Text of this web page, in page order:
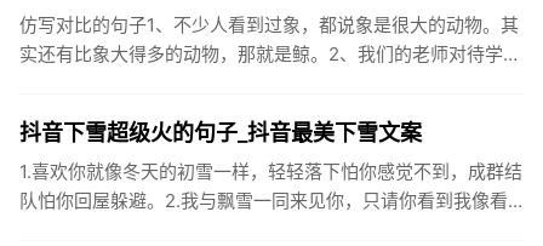
仿写对比的句子1、不少人看到过象，都说象是很大的动物。其
实还有比象大得多的动物，那就是鲸。2、我们的老师对待学生
抖音下雪超级火的句子_抖音最美下雪文案
1.喜欢你就像冬天的初雪一样，轻轻落下怕你感觉不到，成群结
队怕你回屋躲避。2.我与飘雪一同来见你，只请你看到我像看